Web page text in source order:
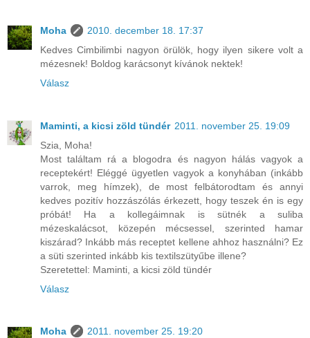
Moha
2010. december 18. 17:37
Kedves Cimbilimbi nagyon örülök, hogy ilyen sikere volt a
mézesnek! Boldog karácsonyt kívánok nektek!
Válasz
Maminti, a kicsi zöld tündér 2011. november 25. 19:09
Szia, Moha!
Most találtam rá a blogodra és nagyon hálás vagyok a
receptekért! Eléggé ügyetlen vagyok a konyhában (inkább
varrok, meg hímzek), de most felbátorodtam és annyi
kedves pozitív hozzászólás érkezett, hogy teszek én is egy
próbát! Ha a kollegáimnak is sütnék a suliba
mézeskalácsot, közepén mécsessel, szerinted hamar
kiszárad? Inkább más receptet kellene ahhoz használni? Ez
a süti szerinted inkább kis textilszütyűbe illene?
Szeretettel: Maminti, a kicsi zöld tündér
Válasz
Moha
2011. november 25. 19:20